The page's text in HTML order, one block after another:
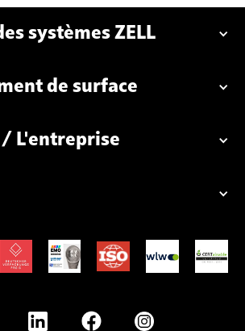
systèmes ZELL
de surface
/ L'entreprise